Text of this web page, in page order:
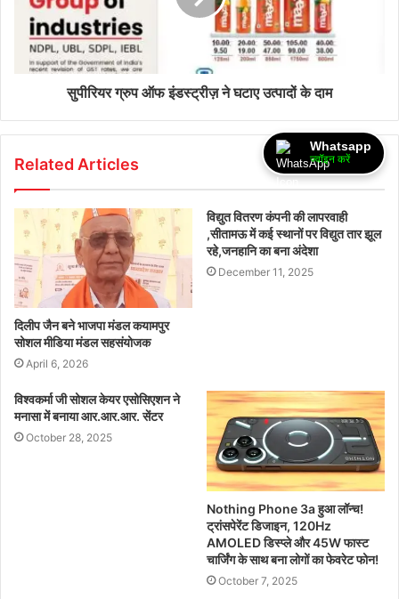
सुपीरियर ग्रुप ऑफ इंडस्ट्रीज़ ने घटाए उत्पादों के दाम
Related Articles
दिलीप जैन बने भाजपा मंडल कयामपुर
सोशल मीडिया मंडल सहसंयोजक
April 6, 2026
विद्युत वितरण कंपनी की लापरवाही
,सीतामऊ में कई स्थानों पर विद्युत तार झूल
रहे,जनहानि का बना अंदेशा
December 11, 2025
विश्वकर्मा जी सोशल केयर एसोसिएशन ने
मनासा में बनाया आर.आर.आर. सेंटर
October 28, 2025
Nothing Phone 3a हुआ लॉन्च!
ट्रांसपेरेंट डिजाइन, 120Hz
AMOLED डिस्प्ले और 45W फास्ट
चार्जिंग के साथ बना लोगों का फेवरेट फोन!
October 7, 2025
Whatsapp
ज्वॉइन करें